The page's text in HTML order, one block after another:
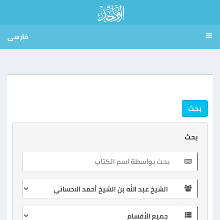
فارسی
بحث
بحث